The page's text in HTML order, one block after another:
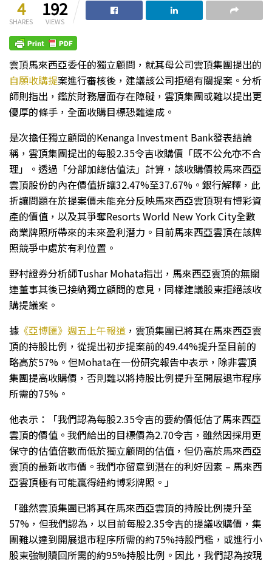
4
SHARES
192
VIEWS
雲頂馬來西亞委任的獨立顧問，就其母公司雲頂集團提出的
自願收購提案進行審核後，建議該公司拒絕有關提案。分析
師則指出，鑑於財務層面存在障礙，雲頂集團或難以提出更
優厚的條手，全面收購目標恐難達成。
是次擔任獨立顧問的Kenanga Investment Bank發表結論
稱，雲頂集團提出的每股2.35令吉收購價「既不公允亦不合
理」。透過「分部加總估值法」計算，該收購價較馬來西亞
雲頂股份的內在價值折讓32.47%至37.67%。銀行解釋，此
折讓問題在於提案價未能充分反映馬來西亞雲頂現有博彩資
產的價值，以及其爭奪Resorts World New York City全數
商業牌照所帶來的未來盈利潛力。目前馬來西亞雲頂在該牌
照競爭中處於有利位置。
野村證券分析師Tushar Mohata指出，馬來西亞雲頂的無關
連董事其後已接納獨立顧問的意見，同樣建議股東拒絕該收
購提議案。
據 《亞博匯》週五上午報道 ，雲頂集團已將其在馬來西亞雲
頂的持股比例，從提出初步提案前的49.44%提升至目前的
略高於57%。但Mohata在一份研究報告中表示，除非雲頂
集團提高收購價，否則難以將持股比例提升至開展退市程序
所需的75%。
他表示：「我們認為每股2.35令吉的要約價低估了馬來西亞
雲頂的價值。我們給出的目標價為2.70令吉，雖然因採用更
保守的估值倍數而低於獨立顧問的估值，但仍高於馬來西亞
雲頂的最新收市價。我們亦留意到潛在的利好因素 – 馬來西
亞雲頂極有可能贏得紐約博彩牌照。」
「雖然雲頂集團已將其在馬來西亞雲頂的持股比例提升至
57%，但我們認為，以目前每股2.35令吉的提議收購價，集
團難以達到開展退市程序所需的約75%持股門檻，或進行小
股東強制贖回所需的約95%持股比例。因此，我們認為按現